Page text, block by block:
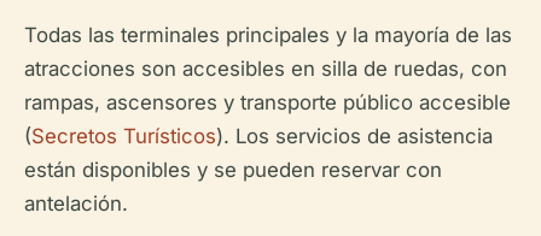
Todas las terminales principales y la mayoría de las
atracciones son accesibles en silla de ruedas, con
rampas, ascensores y transporte público accesible
(Secretos Turísticos). Los servicios de asistencia
están disponibles y se pueden reservar con
antelación.